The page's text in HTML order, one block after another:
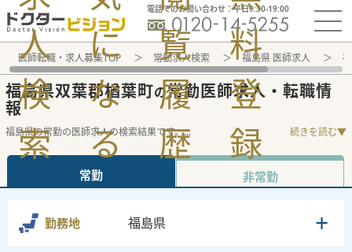
電話でのお問い合わせ：平日9:30-19:00
人
検
索
に
な
る
覧
履
歴
料
登
録
医師転職・求人募集TOP 常勤求人検索 福島県 医師求人
福島県双葉郡楢葉町の常勤医師求人・転職情
報
福島県の常勤の医師求人の検索結果です。... 続きを読む▼
常勤 非常勤
勤務地 福島県